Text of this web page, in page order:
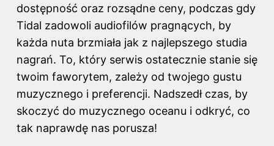
dostępność oraz rozsądne ceny, podczas gdy
Tidal zadowoli audiofilów pragnących, by
każda nuta brzmiała jak z najlepszego studia
nagrań. To, który serwis ostatecznie stanie się
twoim faworytem, zależy od twojego gustu
muzycznego i preferencji. Nadszedł czas, by
skoczyć do muzycznego oceanu i odkryć, co
tak naprawdę nas porusza!